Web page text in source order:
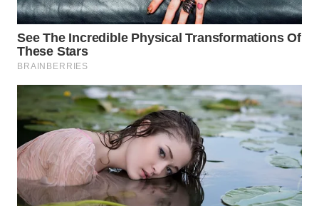
WN
SOLO
WN
WN
MADURA
WN
SURABAYA